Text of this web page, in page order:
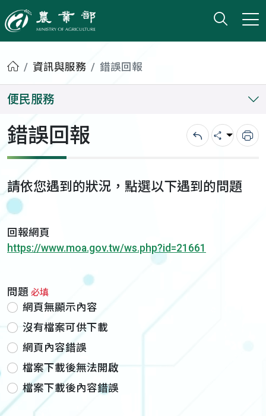
農業部
打開
小版
首頁資訊與服務 錯誤回報
便民服務
錯誤回報 回上一頁
分享 列
請依您遇到的狀況，點選以下遇到的問題
回報網頁
https://www.moa.gov.tw/ws.php?id=21661
問題 必填
網頁無顯示內容
沒有檔案可供下載
網頁內容錯誤
檔案下載後無法開啟
檔案下載後內容錯誤